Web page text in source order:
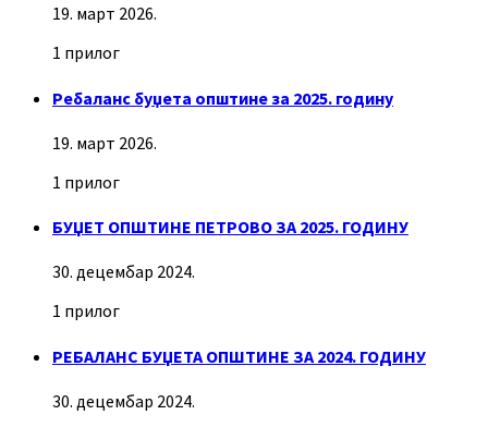
19. март 2026.
1 прилог
Ребаланс буџета општине за 2025. годину
19. март 2026.
1 прилог
БУЏЕТ ОПШТИНЕ ПЕТРОВО ЗА 2025. ГОДИНУ
30. децембар 2024.
1 прилог
РЕБАЛАНС БУЏЕТА ОПШТИНЕ ЗА 2024. ГОДИНУ
30. децембар 2024.